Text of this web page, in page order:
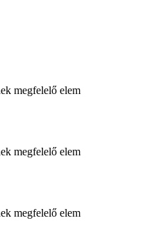
megfelelő elem
megfelelő elem
megfelelő elem